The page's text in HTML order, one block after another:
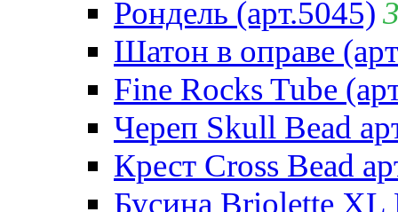
Рондель (арт.5045)
Шатон в оправе
Fine Rocks Tube
Череп Skull Bead
Крест Cross Bead
Бусина Briolette XL